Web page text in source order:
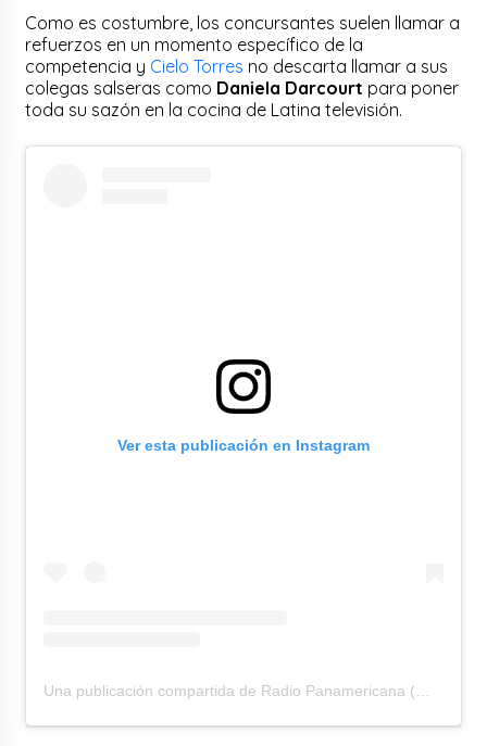
Como es costumbre, los concursantes suelen llamar a
refuerzos en un momento específico de la
competencia y Cielo Torres no descarta llamar a sus
colegas salseras como Daniela Darcourt para poner
toda su sazón en la cocina de Latina televisión.
Ver esta publicación en Instagram